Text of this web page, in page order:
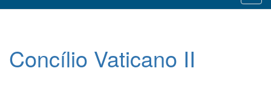
Concílio Vaticano II